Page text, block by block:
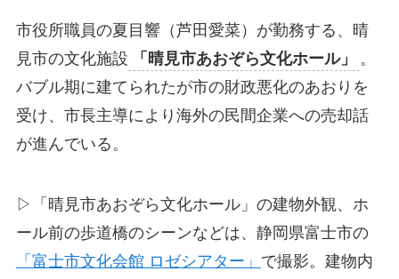
市役所職員の夏目響（芦田愛菜）が勤務する、晴
見市の文化施設
「晴見市あおぞら文化ホール」
。
バブル期に建てられたが市の財政悪化のあおりを
受け、市長主導により海外の民間企業への売却話
が進んでいる。
▷「晴見市あおぞら文化ホール」の建物外観、ホ
ール前の歩道橋のシーンなどは、静岡県富士市の
「富士市文化会館 ロゼシアター」 で撮影。建物内